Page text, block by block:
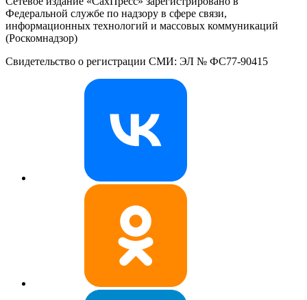
Федеральной службе по надзору в сфере связи,
информационных технологий и массовых коммуникаций
(Роскомнадзор)
Свидетельство о регистрации СМИ: ЭЛ № ФС77-90415